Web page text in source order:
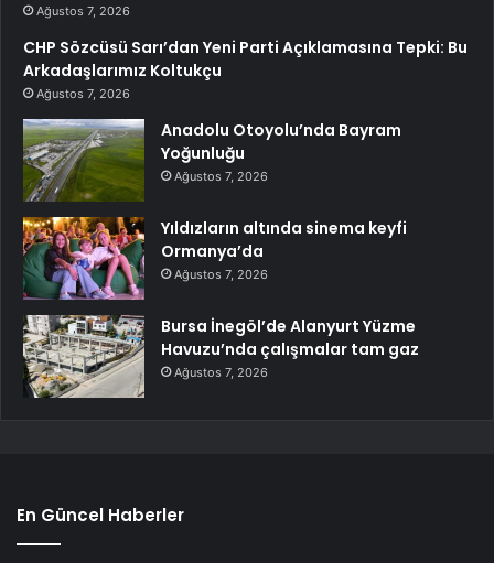
Ağustos 7, 2026
CHP Sözcüsü Sarı’dan Yeni Parti Açıklamasına Tepki: Bu
Arkadaşlarımız Koltukçu
Ağustos 7, 2026
Anadolu Otoyolu’nda Bayram
Yoğunluğu
Ağustos 7, 2026
Yıldızların altında sinema keyfi
Ormanya’da
Ağustos 7, 2026
Bursa İnegöl’de Alanyurt Yüzme
Havuzu’nda çalışmalar tam gaz
Ağustos 7, 2026
En Güncel Haberler